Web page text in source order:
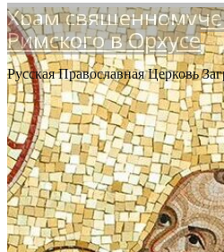
Храм
Римского в Орхусе
Русская Православная Церковь